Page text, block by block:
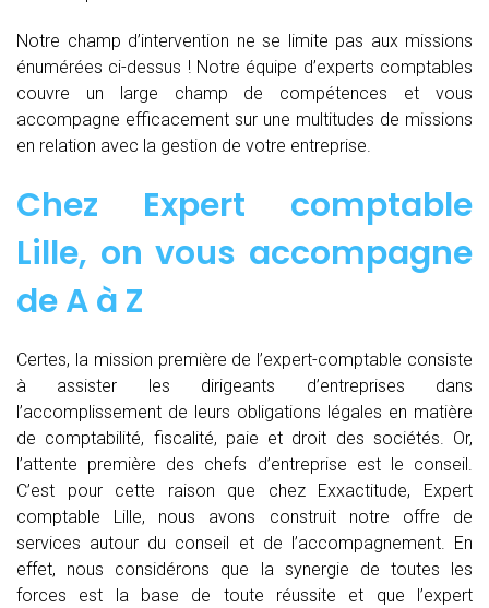
Notre champ d’intervention ne se limite pas aux missions
énumérées ci-dessus ! Notre équipe d’experts comptables
couvre un large champ de compétences et vous
accompagne efficacement sur une multitudes de missions
en relation avec la gestion de votre entreprise.
Chez Expert comptable
Lille, on vous accompagne
deA à Z
Certes, la mission première de l’expert-comptable consiste
à assister les dirigeants d’entreprises dans
l’accomplissement de leurs obligations légales en matière
de comptabilité, fiscalité, paie et droit des sociétés. Or,
l’attente première des chefs d’entreprise est le conseil.
C’est pour cette raison que chez Exxactitude, Expert
comptable Lille, nous avons construit notre offre de
services autour du conseil et de l’accompagnement. En
effet, nous considérons que la synergie de toutes les
forces est la base de toute réussite et que l’expert